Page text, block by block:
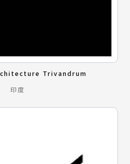
Trivandrum
印度